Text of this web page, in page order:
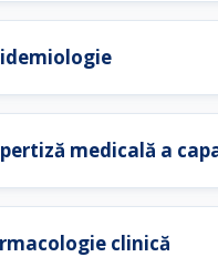
medicală a
clinică